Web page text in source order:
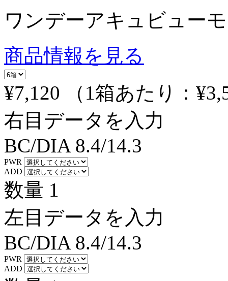
ワンデーアキュビュー
商品情報を見る
¥7,120
（1箱あたり：
右目データを入力
BC/DIA 8.4/14.3
PWR
ADD
数量 1
左目データを入力
BC/DIA 8.4/14.3
PWR
ADD